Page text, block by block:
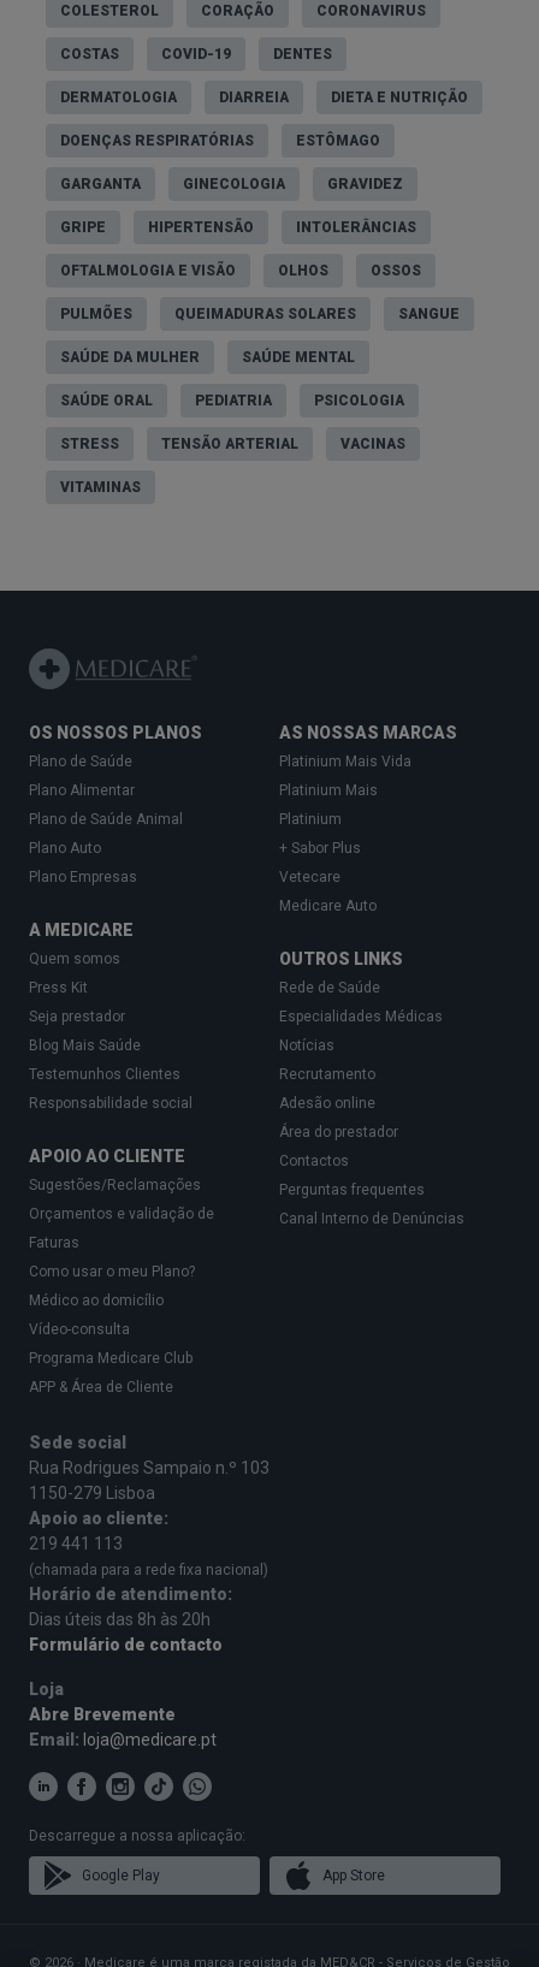
COLESTEROL CORAÇÃO CORONAVIRUS
COSTAS COVID-19 DENTES
DERMATOLOGIA DIARREIA DIETA E NUTRIÇÃO
DOENÇAS RESPIRATÓRIAS ESTÔMAGO
GARGANTA GINECOLOGIA GRAVIDEZ
GRIPE HIPERTENSÃO INTOLERÂNCIAS
OFTALMOLOGIA E VISÃO OLHOS OSSOS
PULMÕES QUEIMADURAS SOLARES SANGUE
SAÚDE DA MULHER SAÚDE MENTAL
SAÚDE ORAL PEDIATRIA PSICOLOGIA
STRESS TENSÃO ARTERIAL VACINAS
VITAMINAS
OS NOSSOS PLANOS
Plano de Saúde
Plano Alimentar
Plano de Saúde Animal
Plano Auto
Plano Empresas
A MEDICARE
Quem somos
Press Kit
Seja prestador
Blog Mais Saúde
Testemunhos Clientes
Responsabilidade social
APOIO AO CLIENTE
Sugestões/Reclamações
Orçamentos e validação de
Faturas
Como usar o meu Plano?
Médico ao domicílio
Vídeo-consulta
Programa Medicare Club
APP & Área de Cliente
AS NOSSAS MARCAS
Platinium Mais Vida
Platinium Mais
Platinium
+ Sabor Plus
Vetecare
Medicare Auto
OUTROS LINKS
Rede de Saúde
Especialidades Médicas
Notícias
Recrutamento
Adesão online
Área do prestador
Contactos
Perguntas frequentes
Canal Interno de Denúncias
Sede social
Rua Rodrigues Sampaio n.º 103
1150-279 Lisboa
Apoio ao cliente:
219 441 113
(chamada para a rede fixa nacional)
Horário de atendimento:
Dias úteis das 8h às 20h
Formulário de contacto
Loja
Abre Brevemente
Email: loja@medicare.pt
Descarregue a nossa aplicação:
Google Play App Store
© 2026 · Medicare é uma marca registada da MED&CR - Serviços de Gestão